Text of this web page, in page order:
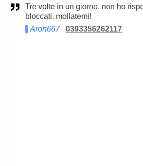
Tre volte in un giorno. non ho risposto e li ho
bloccati. mollatemi!
Aron667
0393356262117